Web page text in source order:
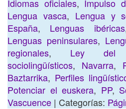
Idiomas oficiales, Impulso
Lengua vasca, Lengua y
España, Lenguas ibéricas
Lenguas peninsulares,
regionales, Ley del
sociolingüísticos, Navarra,
Baztarrika, Perfiles
Potenciar el euskera, PP,
Vascuence | Categorías: